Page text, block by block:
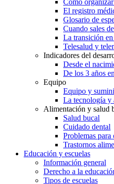
El registro
Glosario de
Cuando sales
La transición
Telesalud y
Indicadores del
Desde el
De los 3 años
Equipo
Equipo y
La tecnología y
Alimentación y salud
Salud bucal
Cuidado dental
Problemas para
Trastornos
Educación y escuelas
Información general
Derecho a la
Tipos de escuelas